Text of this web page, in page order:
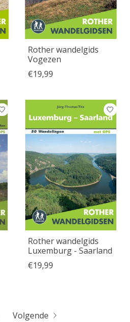
Rother wandelgids
Vogezen
€19,99
Rother wandelgids
Luxemburg - Saarland
€19,99
Volgende